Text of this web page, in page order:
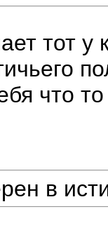
тот
что
в